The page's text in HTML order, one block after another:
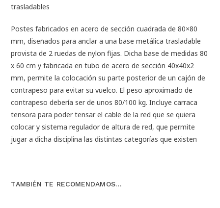
trasladables
Postes fabricados en acero de sección cuadrada de 80×80
mm, diseñados para anclar a una base metálica trasladable
provista de 2 ruedas de nylon fijas. Dicha base de medidas 80
x 60 cm y fabricada en tubo de acero de sección 40x40x2
mm, permite la colocación su parte posterior de un cajón de
contrapeso para evitar su vuelco. El peso aproximado de
contrapeso debería ser de unos 80/100 kg. Incluye carraca
tensora para poder tensar el cable de la red que se quiera
colocar y sistema regulador de altura de red, que permite
jugar a dicha disciplina las distintas categorías que existen
TAMBIÉN TE RECOMENDAMOS…